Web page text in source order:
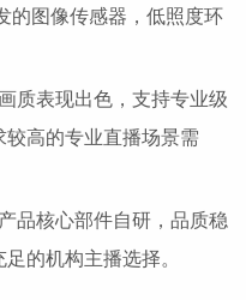
的图像传感器，低照度环
表现出色，支持专业级
高的专业直播场景需
核心部件自研，品质稳
的机构主播选择。